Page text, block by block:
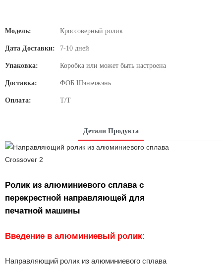
Модель: Кроссоверный ролик
Дата Доставки: 7-10 дней
Упаковка: Коробка или может быть настроена
Доставка: ФОБ Шэньчжэнь
Оплата: T/T
Детали Продукта
Ролик из алюминиевого сплава с
перекрестной направляющей для
печатной машины
Введение в алюминиевый ролик:
Направляющий ролик из алюминиевого сплава